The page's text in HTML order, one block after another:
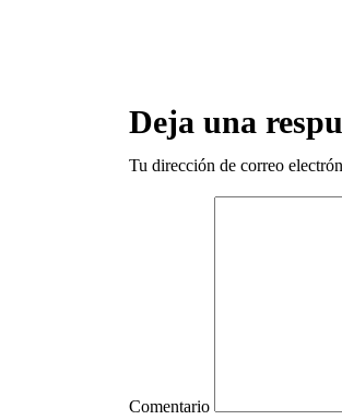
Deja una
Tu dirección de correo
Comentario